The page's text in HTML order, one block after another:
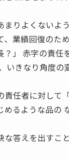
まりよくない
、業績回復のた
？」 赤字の責任
いきなり角度の
責任者に対して
めるような品の
な答えを出すこ